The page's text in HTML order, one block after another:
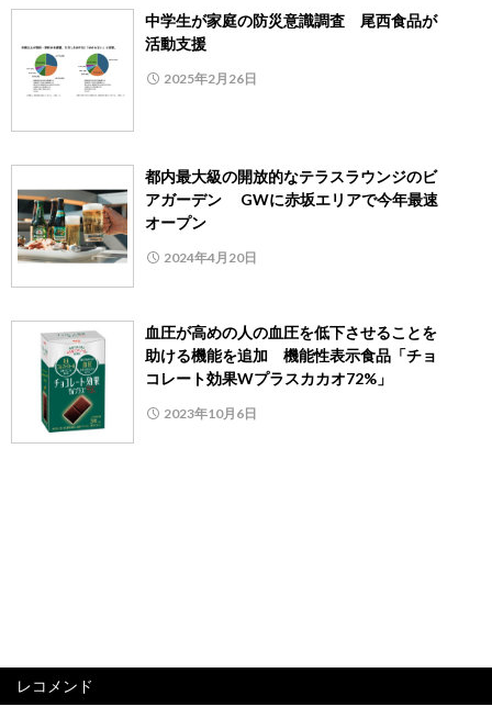
中学生が家庭の防災意識調査 尾西食品が
活動支援
2025年2月26日
都内最大級の開放的なテラスラウンジのビ
アガーデン GWに赤坂エリアで今年最速
オープン
2024年4月20日
血圧が高めの人の血圧を低下させることを
助ける機能を追加 機能性表示食品「チョ
コレート効果Wプラスカカオ72%」
2023年10月6日
レコメンド